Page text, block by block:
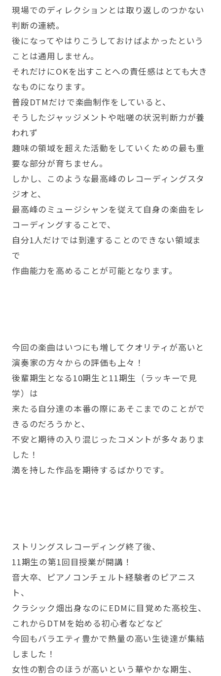
現場でのディレクションとは取り返しのつかない
判断の連続。
後になってやはりこうしておけばよかったという
ことは通用しません。
それだけにOKを出すことへの責任感はとても大き
なものになります。
普段DTMだけで楽曲制作をしていると、
そうしたジャッジメントや咄嗟の状況判断力が養
われず
趣味の領域を超えた活動をしていくための最も重
要な部分が育ちません。
しかし、このような最高峰のレコーディングスタ
ジオと、
最高峰のミュージシャンを従えて自身の楽曲をレ
コーディングすることで、
自分1人だけでは到達することのできない領域ま
で
作曲能力を高めることが可能となります。
今回の楽曲はいつにも増してクオリティが高いと
演奏家の方々からの評価も上々！
後輩期生となる10期生と11期生（ラッキーで見
学）は
来たる自分達の本番の際にあそこまでのことがで
きるのだろうかと、
不安と期待の入り混じったコメントが多々ありま
した！
満を持した作品を期待するばかりです。
ストリングスレコーディング終了後、
11期生の第1回目授業が開講！
音大卒、ピアノコンチェルト経験者のピアニス
ト、
クラシック畑出身なのにEDMに目覚めた高校生、
これからDTMを始める初心者などなど
今回もバラエティ豊かで熱量の高い生徒達が集結
しました！
女性の割合のほうが高いという華やかな期生、